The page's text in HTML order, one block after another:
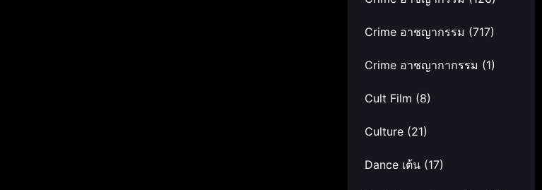
Crime อาชญากรรม (717)
Crime อาชญากากรรม (1)
Cult Film (8)
Culture (21)
Dance เต้น (17)